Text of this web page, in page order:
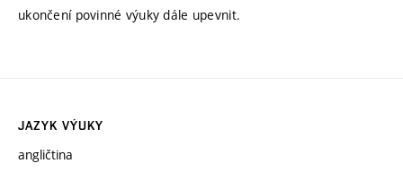
ukončení povinné výuky dále upevnit.
JAZYK VÝUKY
angličtina